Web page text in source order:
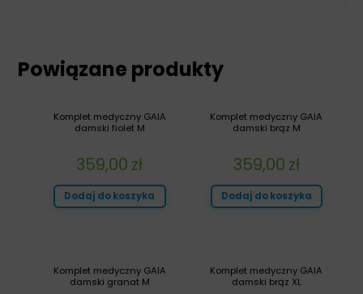
Powiązane produkty
Komplet medyczny GAIA
damski brąz M
359,00 zł
Dodaj do koszyka
Komplet medyczny GAIA
damski fiolet M
359,00 zł
Dodaj do koszyka
Komplet medyczny GAIA
damski brąz XL
Komplet medyczny GAIA
damski granat M